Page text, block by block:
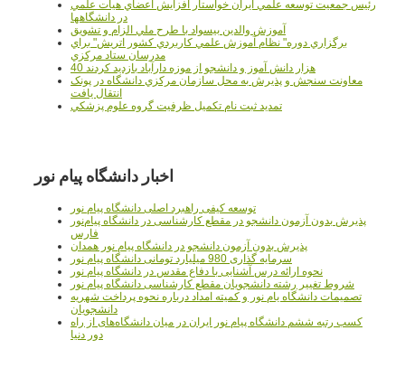
رئيس جمعيت توسعه علمي ايران خواستار افزايش اعضاي هيات علمي
در دانشگاهها
آموزش والدين بيسواد با طرح ملي الزام و تشويق
برگزاري دوره" نظام آموزش علمي كاربردي كشور اتريش" براي
مدرسان ستاد مرکزي
40 هزار دانش آموز و دانشجو از موزه دارآباد بازديد کردند
معاونت سنجش و پذيرش به محل سازمان مرکزي دانشگاه در پونک
انتقال يافت
تمديد ثبت نام تکميل ظرفيت گروه علوم پزشکي
اخبار دانشگاه پیام نور
توسعه کیفی راهبرد اصلی دانشگاه پیام نور
پذیرش بدون آزمون دانشجو در مقطع کارشناسی در دانشگاه پیام‌نور
فارس
پذیرش بدون آزمون دانشجو در دانشگاه پیام نور همدان
سرمایه گذاری 980 میلیارد تومانی دانشگاه پیام نور
نحوه ارائه درس آشنایی با دفاع مقدس در دانشگاه پیام نور
شروط تغییر رشته دانشجویان مقطع کارشناسی دانشگاه پیام نور
تصمیمات دانشگاه یام نور و کمیته امداد درباره نحوه پرداخت شهریه
دانشجویان
کسب رتبه ششم دانشگاه پیام نور ایران در میان دانشگاه‌های از راه
دور دنیا